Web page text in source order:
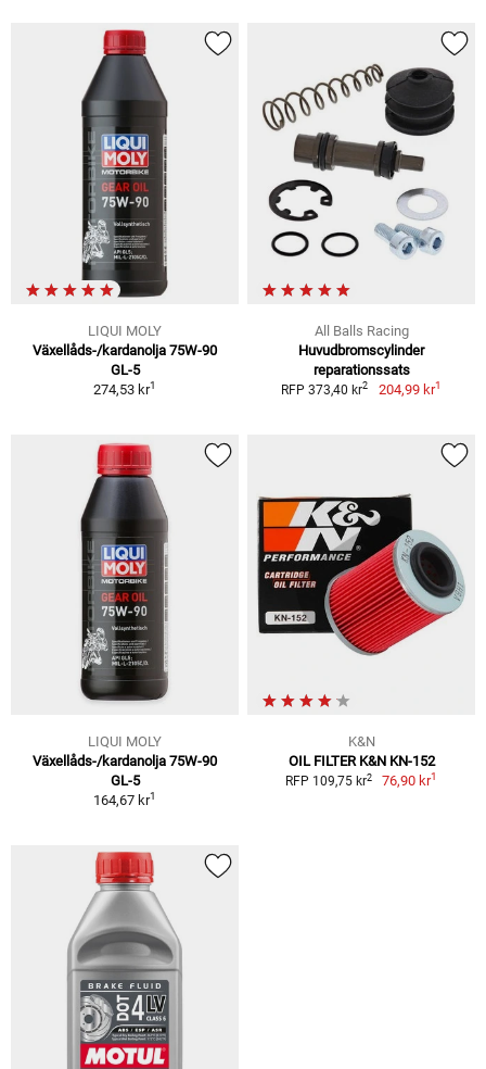
LIQUI MOLY
Växellåds-/kardanolja 75W-90
GL-5
274,53 kr1
All Balls Racing
Huvudbromscylinder
reparationssats
RFP 373,40 kr2 204,99 kr1
LIQUI MOLY
Växellåds-/kardanolja 75W-90
GL-5
164,67 kr1
K&N
OIL FILTER K&N KN-152
RFP 109,75 kr2 76,90 kr1